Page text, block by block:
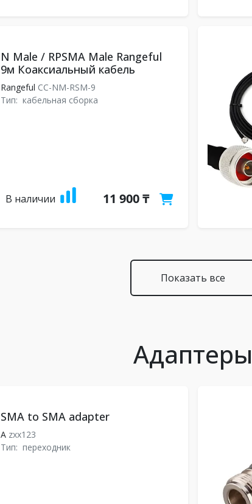
N Male / RPSMA Male Rangeful
9м Коаксиальный кабель
Rangeful CC-NM-RSM-9
Тип: кабельная сборка
В наличии 11 900 ₸
Показать все
Адаптеры
SMA to SMA adapter
Azxx123
Тип: переходник